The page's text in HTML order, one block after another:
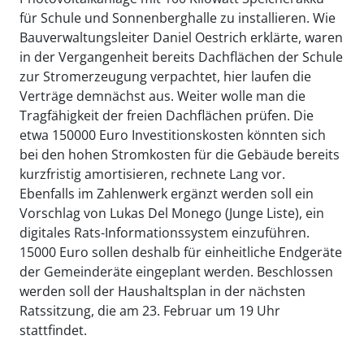
für Schule und Sonnenberghalle zu installieren. Wie
Bauverwaltungsleiter Daniel Oestrich erklärte, waren
in der Vergangenheit bereits Dachflächen der Schule
zur Stromerzeugung verpachtet, hier laufen die
Verträge demnächst aus. Weiter wolle man die
Tragfähigkeit der freien Dachflächen prüfen. Die
etwa 150000 Euro Investitionskosten könnten sich
bei den hohen Stromkosten für die Gebäude bereits
kurzfristig amortisieren, rechnete Lang vor.
Ebenfalls im Zahlenwerk ergänzt werden soll ein
Vorschlag von Lukas Del Monego (Junge Liste), ein
digitales Rats-Informationssystem einzuführen.
15000 Euro sollen deshalb für einheitliche Endgeräte
der Gemeinderäte eingeplant werden. Beschlossen
werden soll der Haushaltsplan in der nächsten
Ratssitzung, die am 23. Februar um 19 Uhr
stattfindet.